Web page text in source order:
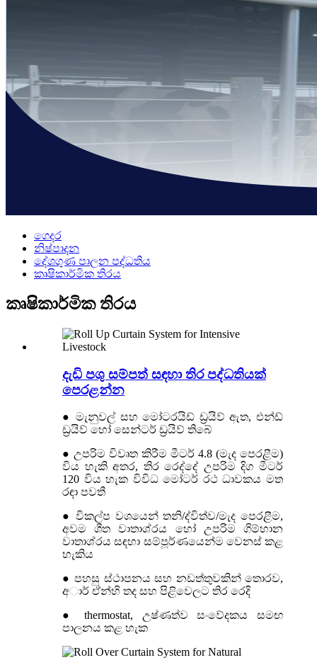
ගෙදර
නිෂ්පාදන
දේශගුණ පාලන පද්ධතිය
කෘෂිකාර්මික තිරය
කෘෂිකාර්මික තිරය
දැඩි පශු සම්පත් සඳහා තිර පද්ධතියක්
පෙරළන්න
● මැනුවල් සහ මෝටරයිඩ් ඩ්‍රයිව් ඇත, එන්ඩ්
ඩ්‍රයිව් හෝ සෙන්ටර් ඩ්‍රයිව් තිබේ
● උපරිම විවෘත කිරීම මීටර් 4.8 (මැද පෙරළීම)
විය හැකි අතර, තිර රෙද්දේ උපරිම දිග මීටර්
120 විය හැක විවිධ මෝටර් රථ ධාවකය මත
රඳා පවතී
● විකල්ප වශයෙන් තනි/ද්විත්ව/මැද පෙරළීම,
අවම ශීත වාතාශ්රය හෝ උපරිම ගිම්හාන
වාතාශ්රය සඳහා සම්පූර්ණයෙන්ම වෙනස් කළ
හැකිය
● පහසු ස්ථාපනය සහ නඩත්තුවකින් තොරව,
අාර් ඒන්හි තද සහ පිළිවෙලට තිර රෙදි
● thermostat, උෂ්ණත්ව සංවේදකය සමඟ
පාලනය කළ හැක